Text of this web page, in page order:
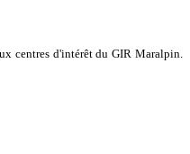
centres d'intérêt du GIR Maralpin.